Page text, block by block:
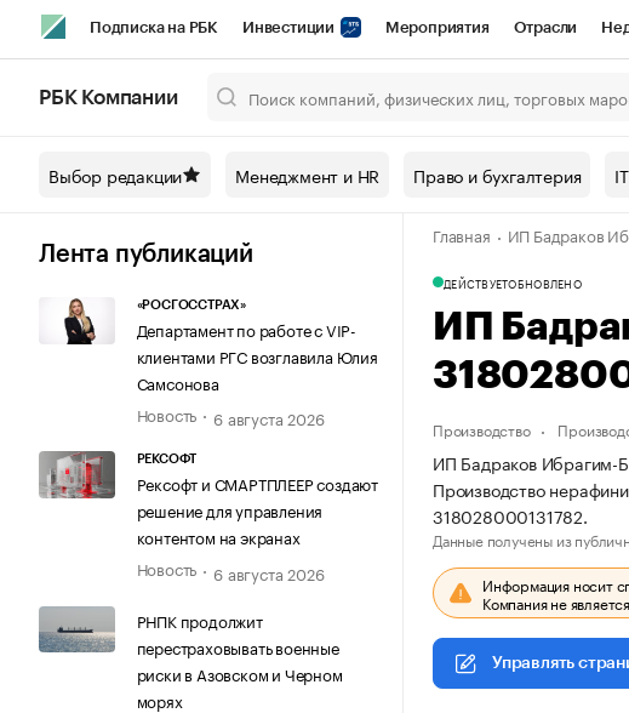
Подписка на РБК Инвестиции Мероприятия Отрасли
Спецпроекты СПб Конференции СПб Спецпроекты Проверка
Технологии и медиа Рынок наличной валюты
РБК Компании
Выбор редакции Менеджмент и HR Право и бухгалтерия
Лента публикаций
«РОСГОССТРАХ»
Департамент по работе с VIP-
клиентами РГС возглавила Юлия
Самсонова
Новость
6 августа 2026
РЕКСОФТ
Рексофт и СМАРТПЛЕЕР создают
решение для управления
контентом на экранах
Новость
6 августа 2026
РНПК продолжит
перестраховывать военные
риски в Азовском и Черном
морях
Главная ИП Бадраков
ДЕЙСТВУЕТОБНОВЛЕНО
ИП
Производство
ИП Бадраков Ибрагим-
Производство
318028000131782.
Данные получены из
Информация носит
Компания не
Управлять